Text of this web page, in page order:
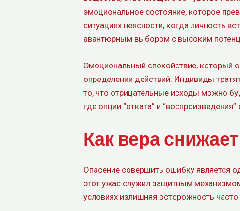
эмоциональное состояние, которое
ситуациях неясности, когда личность
авантюрным выбором с высоким
Эмоциональный спокойствие, который
определении действий. Индивиды
то, что отрицательные исходы можно
где опции “отката” и
Как вера
Опасение совершить ошибку является
этот ужас служил защитным
условиях излишняя осторожность